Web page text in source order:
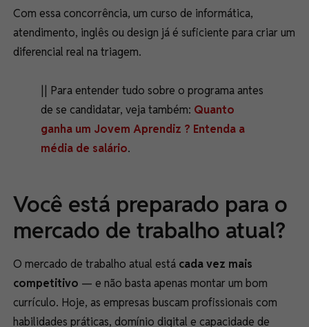
Com essa concorrência, um curso de informática,
atendimento, inglês ou design já é suficiente para criar um
diferencial real na triagem.
|| Para entender tudo sobre o programa antes
de se candidatar, veja também: Quanto
ganha um Jovem Aprendiz ? Entenda a
média de salário.
Você está preparado para o
mercado de trabalho atual?
O mercado de trabalho atual está cada vez mais
competitivo — e não basta apenas montar um bom
currículo. Hoje, as empresas buscam profissionais com
habilidades práticas, domínio digital e capacidade de